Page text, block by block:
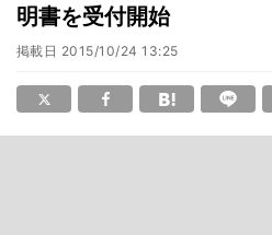
明書を受付開始
掲載日 2015/10/24 13:25